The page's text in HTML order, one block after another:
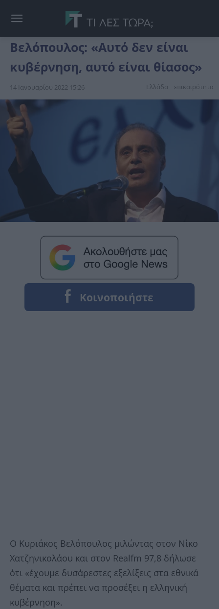
Βελόπουλος: «Αυτό δεν είναι
κυβέρνηση, αυτό είναι θίασος»
14 Ιανουαρίου 2022 15:26 Ελλάδα επικαιpότnτα
Ο Κυριάκος Βελόπουλος μιλώντας στον Νίκο
Χατζηνικολάου και στον Realfm 97,8 δήλωσε
ότι «έχουμε δυσάρεστες εξελίξεις στα εθνικά
θέματα και πρέπει να προσέξει η ελληνική
κυβέρνηση».